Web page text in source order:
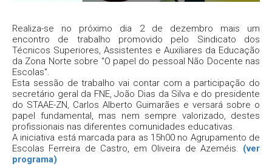
Realiza-se no próximo dia 2 de dezembro mais um
encontro de trabalho promovido pelo Sindicato dos
Técnicos Superiores, Assistentes e Auxiliares da Educação
da Zona Norte sobre "O papel do pessoal Não Docente nas
Escolas".
Esta sessão de trabalho vai contar com a participação do
secretário geral da FNE, João Dias da Silva e do presidente
do STAAE-ZN, Carlos Alberto Guimarães e versará sobre o
papel fundamental, mas nem sempre valorizado, destes
profissionais nas diferentes comunidades educativas.
A iniciativa está marcada para as 15h00 no Agrupamento de
Escolas Ferreira de Castro, em Oliveira de Azeméis. (ver
programa)